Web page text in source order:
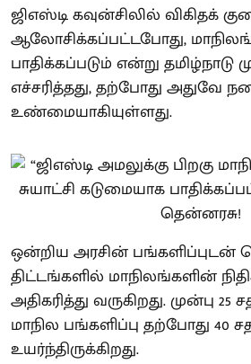
ஜிஎஸ்டி கவுன்சிலில் விகிதக்
ஆலோசிக்கப்பட்டபோது,
பாதிக்கப்படும் என்று தமிழ்நாடு
எச்சரித்தது, தற்போது அதுவே
உண்மையாகியுள்ளது.
ஒன்றிய அரசின் பங்களிப்புடன்
திட்டங்களில் மாநிலங்களின்
அதிகரித்து வருகிறது. முன்பு
மாநில பங்களிப்பு தற்போது 40
உயர்ந்திருக்கிறது.